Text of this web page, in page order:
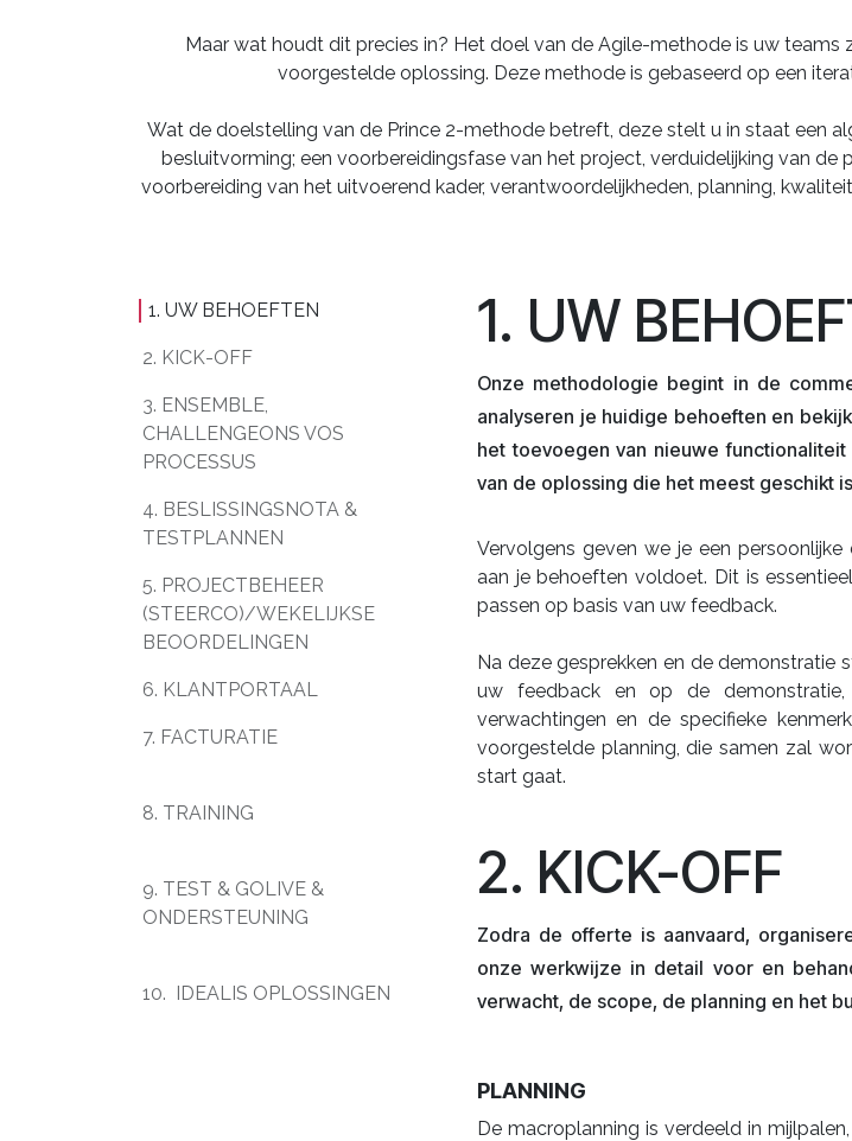
Maar wat houdt dit precies in? Het doel van de Agile-methode is uw
voorgestelde oplossing. Deze methode is gebaseerd op een
Wat de doelstelling van de Prince 2-methode betreft, deze stelt u in staat een
besluitvorming; een voorbereidingsfase van het project, verduidelijking van
voorbereiding van het uitvoerend kader, verantwoordelijkheden, planning,
1. UW BEHOEFTEN
2. KICK-OFF
3. ENSEMBLE,
CHALLENGEONS VOS
PROCESSUS
4. BESLISSINGSNOTA &
TESTPLANNEN
5. PROJECTBEHEER
(STEERCO)/WEKELIJKSE
BEOORDELINGEN
6. KLANTPORTAAL
7. FACTURATIE
8. TRAINING
9. TEST & GOLIVE &
ONDERSTEUNING
10. IDEALIS OPLOSSINGEN
1. UW
Onze methodologie begint in de
analyseren je huidige behoeften en
het toevoegen van nieuwe
van de oplossing die het meest geschikt
Vervolgens geven we je een
aan je behoeften voldoet. Dit is
passen op basis van uw feedback.
Na deze gesprekken en de demonstratie
uw feedback en op de
verwachtingen en de specifieke
voorgestelde planning, die samen zal
start gaat.
2. KICK-OFF
Zodra de offerte is aanvaard,
onze werkwijze in detail voor en
verwacht, de scope, de planning en het
PLANNING
De macroplanning is verdeeld in